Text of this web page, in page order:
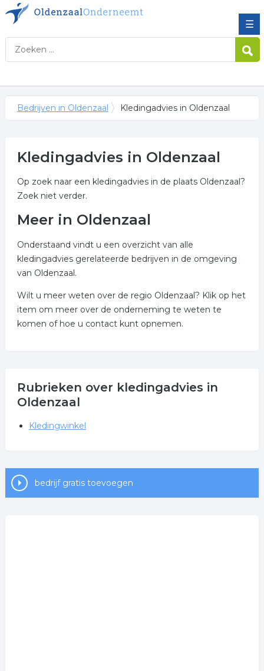
☰
Bedrijven in Oldenzaal Kledingadvies in Oldenzaal
Kledingadvies in Oldenzaal
Op zoek naar een kledingadvies in de plaats Oldenzaal?
Zoek niet verder.
Meer in Oldenzaal
Onderstaand vindt u een overzicht van alle
kledingadvies gerelateerde bedrijven in de omgeving
van Oldenzaal.
Wilt u meer weten over de regio Oldenzaal? Klik op het
item om meer over de onderneming te weten te
komen of hoe u contact kunt opnemen.
Rubrieken over kledingadvies in
Oldenzaal
Kledingwinkel
bedrijf gratis toevoegen